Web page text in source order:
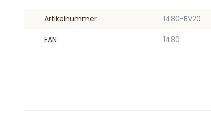
Artikelnummer 1480-BV20
EAN 1480